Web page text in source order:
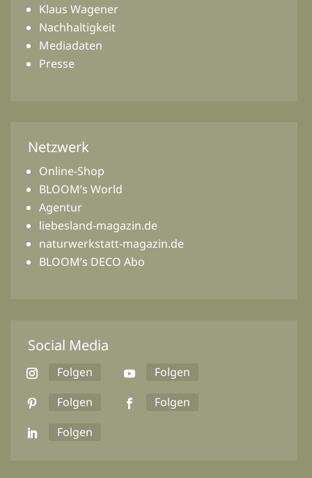
Klaus Wagener
Nachhaltigkeit
Mediadaten
Presse
Netzwerk
Online-Shop
BLOOM’s World
Agentur
liebesland-magazin.de
naturwerkstatt-magazin.de
BLOOM’s DECO Abo
Social Media
Folgen
Folgen
Folgen
Folgen
Folgen